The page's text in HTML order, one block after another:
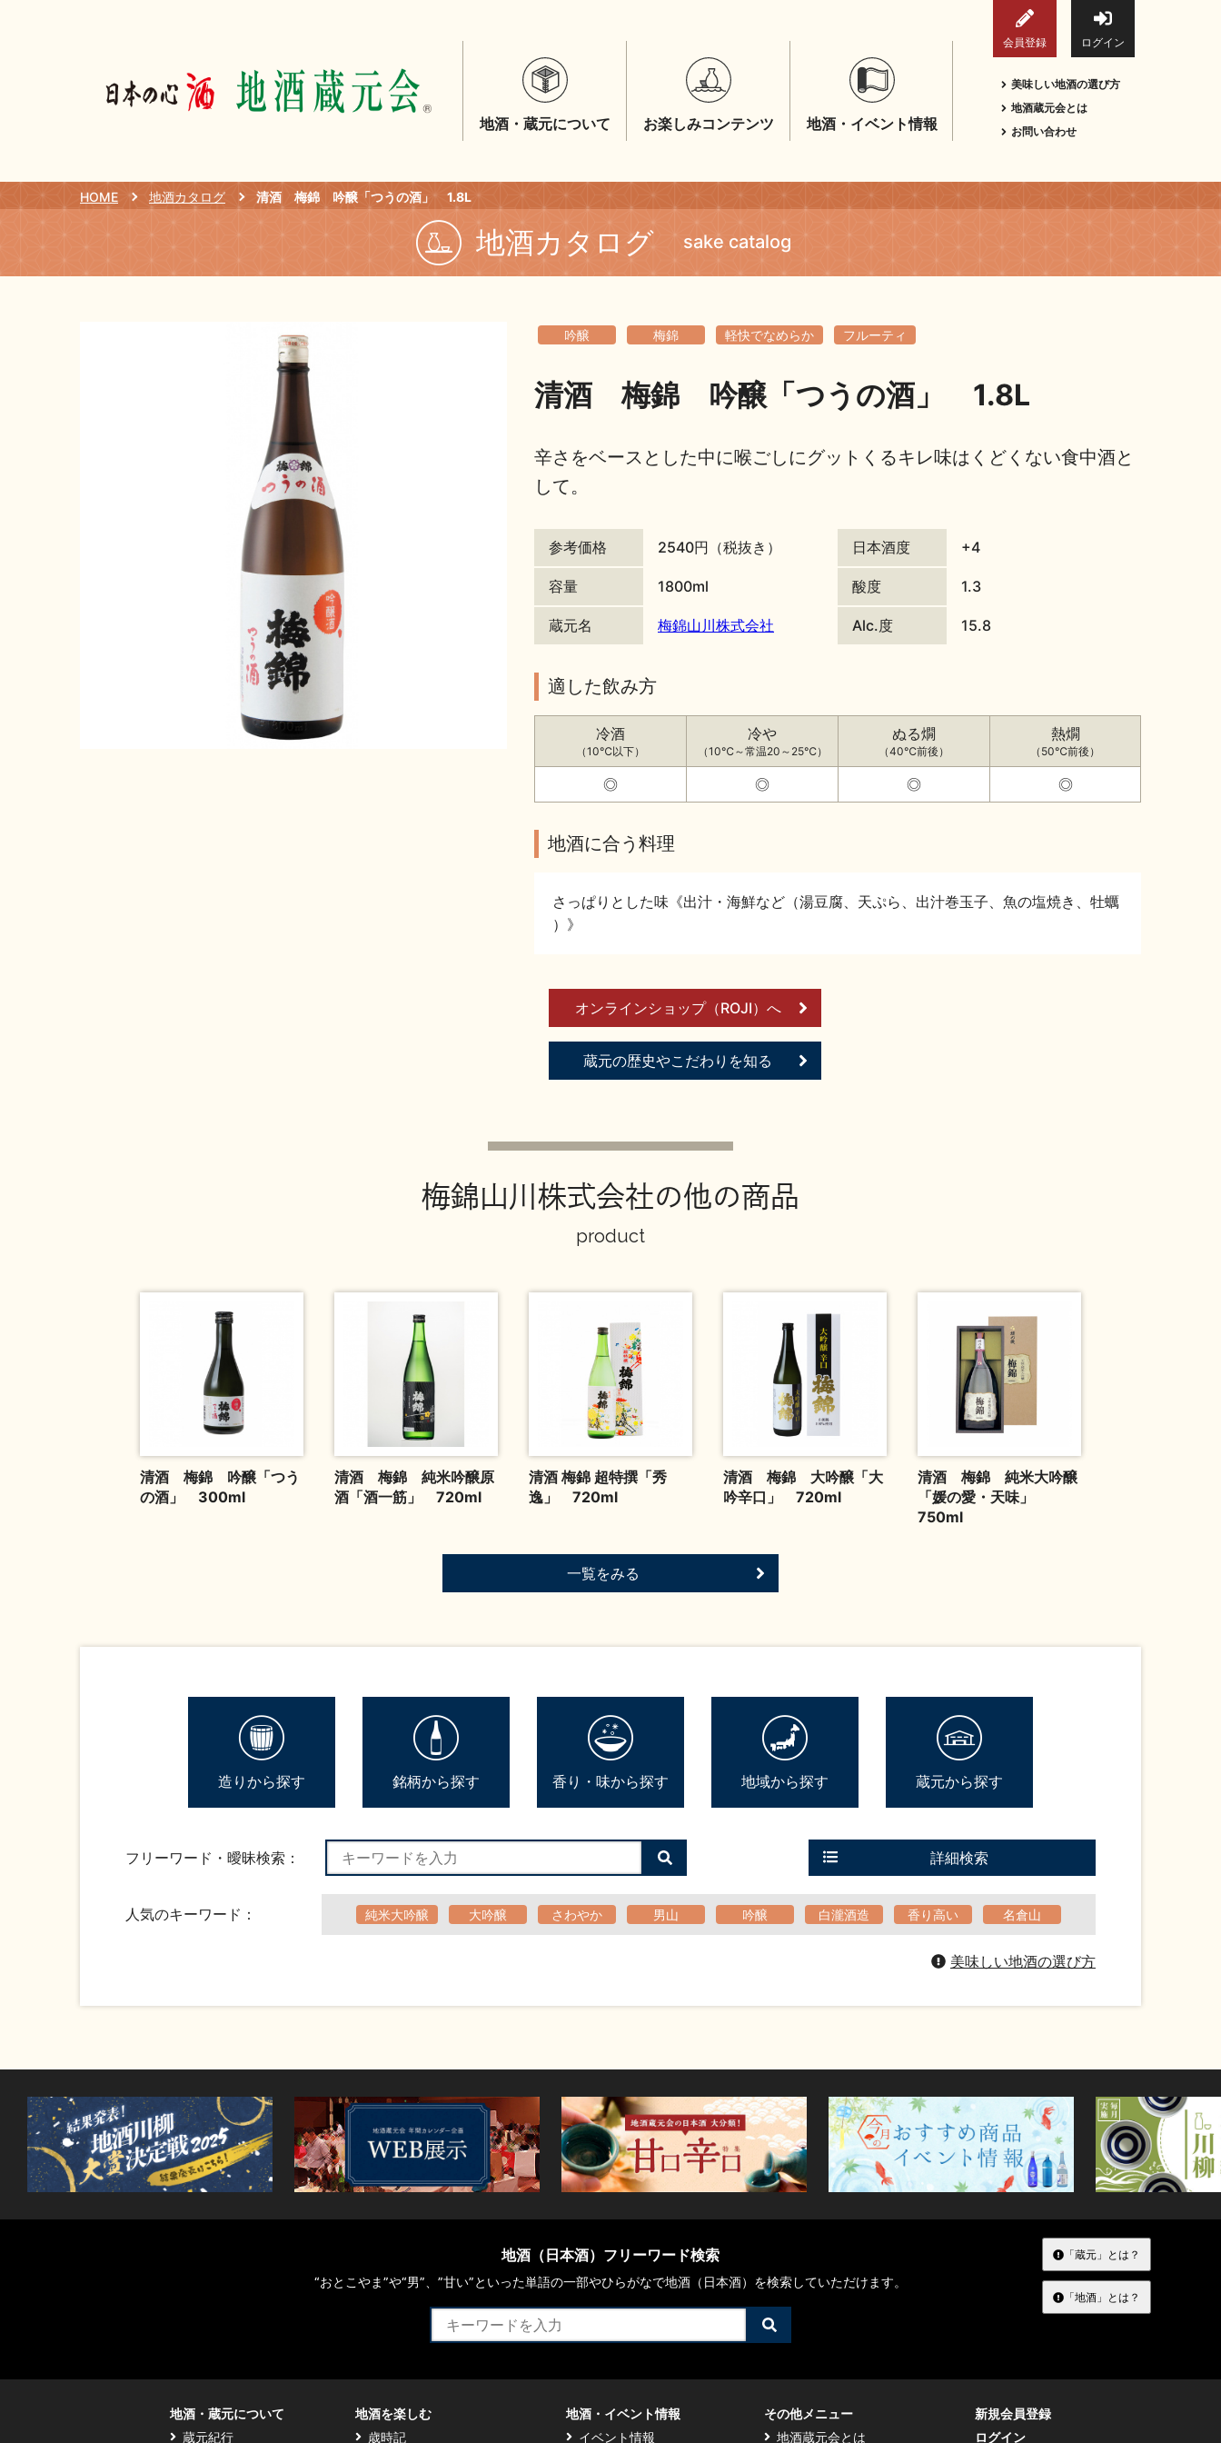
会員登録 ログイン
地酒・蔵元について お楽しみコンテンツ 地酒・イベント情報
美味しい地酒の選び方
地酒蔵元会とは
お問い合わせ
HOME 地酒カタログ 清酒 梅錦 吟醸「つうの酒」 1.8L
地酒カタログ sake catalog
吟醸 梅錦 軽快でなめらか フルーティ
清酒 梅錦 吟醸「つうの酒」 1.8L
辛さをベースとした中に喉ごしにグットくるキレ味はくどくない食中酒と
して。
参考価格 2540円（税抜き）
容量 1800ml
蔵元名 梅錦山川株式会社
日本酒度 +4
酸度 1.3
Alc.度 15.8
適した飲み方
冷酒
（10℃以下）
冷や
（10℃～常温20～25℃）
ぬる燗
（40℃前後）
熱燗
（50℃前後）
◎ ◎ ◎ ◎
地酒に合う料理
さっぱりとした味《出汁・海鮮など（湯豆腐、天ぷら、出汁巻玉子、魚の塩焼き、牡蠣
）》
オンラインショップ（ROJI）へ
蔵元の歴史やこだわりを知る
梅錦山川株式会社の他の商品
product
清酒 梅錦 吟醸「つう
の酒」 300ml
清酒 梅錦 純米吟醸原
酒「酒一筋」 720ml
清酒 梅錦 超特撰「秀
逸」 720ml
清酒 梅錦 大吟醸「大
吟辛口」 720ml
清酒 梅錦 純米大吟醸
「媛の愛・天味」
750ml
一覧をみる
造りから探す 銘柄から探す 香り・味から探す 地域から探す 蔵元から探す
フリーワード・曖昧検索：
検
索
る
詳細検索
人気のキーワード： 純米大吟醸 大吟醸 さわやか 男山 吟醸 白瀧酒造 香り高い 名倉山
美味しい地酒の選び方
地酒（日本酒）フリーワード検索
“おとこやま”や“男”、”甘い”といった単語の一部やひらがなで地酒（日本酒）を検索していただけます。
検
索
「蔵元」とは？
「地酒」とは？
地酒・蔵元について
蔵元紀行
地酒を楽しむ
歳時記
地酒・イベント情報
イベント情報
その他メニュー
地酒蔵元会とは
新規会員登録
ログイン